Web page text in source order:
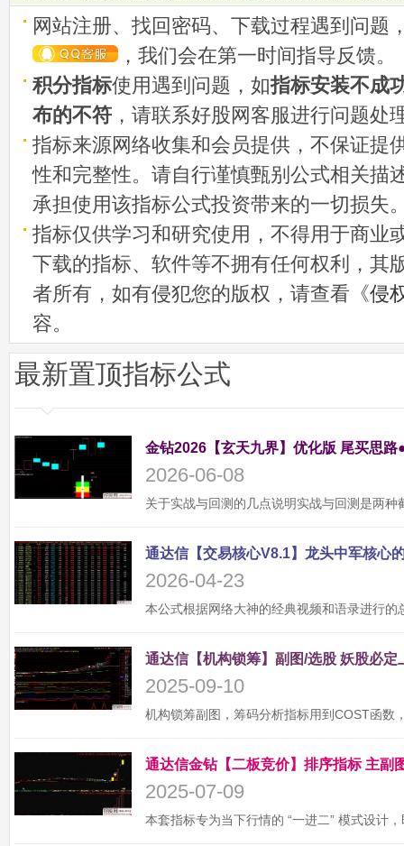
网站注册、找回密码、下载过程遇到问题
，我们会在第一时间指导反馈。
积分指标使用遇到问题，如指标安装不成
布的不符 ，请联系好股网客服进行问题处
指标来源网络收集和会员提供，不保证提
性和完整性。请自行谨慎甄别公式相关描
承担使用该指标公式投资带来的一切损失
指标仅供学习和研究使用，不得用于商业
下载的指标、软件等不拥有任何权利，其
者所有，如有侵犯您的版权，请查看《侵
容。
最新置顶指标公式
金钻2026【玄天九界】优化版 尾买思
2026-06-08
2026-04-23
2025-09-10
2025-07-09